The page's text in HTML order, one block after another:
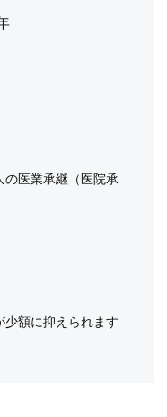
医業承継（医院承
少額に抑えられます